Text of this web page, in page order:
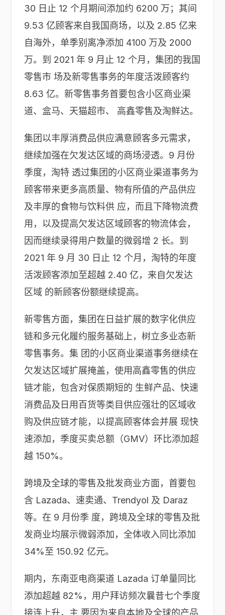
30 日止 12 个月期间添加约 6200 万；其间
9.53 亿顾客来自我国商场，以及 2.85 亿来
自海外，单季别离净添加 4100 万及 2000
万。到 2021 年 9 月止 12 个月，集团的我国
零售市 场及新零售事务的年度活泼顾客约
8.63 亿。新零售事务首要包含小区商业渠
道、盒马、天猫超市、 高鑫零售及淘鲜达。
集团以丰厚消费品供应满意顾客多元需求，
继续加强在欠发达区域的商场浸透。9 月份
季度，淘特 透过集团的小区商业渠道事务为
顾客带来更多高质量、物有所值的产品供应
及丰厚的食物与饮料供 应，而且下降物流费
用，以及提高欠发达区域顾客的物流体会，
因而继续录得用户数量的微弱增 2 长。到
2021 年 9 月 30 日止 12 个月，淘特的年度
活泼顾客添加至超越 2.40 亿，来自欠发达
区域 的新顾客份额继续提高。
新零售方面，集团在日益扩展的数字化供应
链和多元化履约服务基础上，树立多业态新
零售事务。集 团的小区商业渠道事务继续在
欠发达区域扩展掩盖，使用高鑫零售的供应
链才能，包含对保质期短的 生鲜产品、快速
消费品及日用百货等类目供应强壮的区域收
购及供应链才能，以提高顾客体会并展 现快
速添加，季度买卖总额（GMV）环比添加超
越 150%。
跨境及全球的零售及批发商业方面，首要包
含 Lazada、速卖通、Trendyol 及 Daraz
等。在 9 月份季 度，跨境及全球的零售及批
发商业均展示微弱添加，全体收入同比添加
34%至 150.92 亿元。
期内，东南亚电商渠道 Lazada 订单量同比
添加超越 82%，用户拜访频次曩昔七个季度
接连上升，主 要因为来自本地及全球的产品